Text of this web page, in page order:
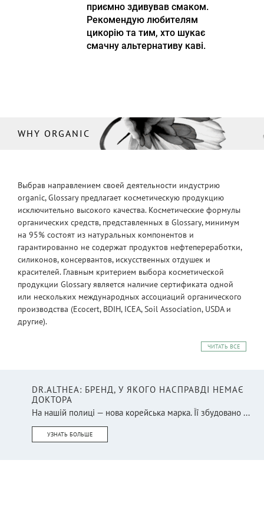
приємно здивував смаком.
Рекомендую любителям
цикорію та тим, хто шукає
смачну альтернативу каві.
WHY ORGANIC
Выбрав направлением своей деятельности индустрию
organic, Glossary предлагает косметическую продукцию
исключительно высокого качества. Косметические формулы
органических средств, представленных в Glossary, минимум
на 95% состоят из натуральных компонентов и
гарантированно не содержат продуктов нефтепереработки,
силиконов, консервантов, искусственных отдушек и
красителей. Главным критерием выбора косметической
продукции Glossary является наличие сертификата одной
или нескольких международных ассоциаций органического
производства (Ecocert, BDIH, ICEA, Soil Association, USDA и
другие).
ЧИТАТЬ ВСЕ
DR.ALTHEA: БРЕНД, У ЯКОГО НАСПРАВДІ НЕМАЄ
ДОКТОРА
На нашій полиці — нова корейська марка. Її збудовано ...
УЗНАТЬ БОЛЬШЕ